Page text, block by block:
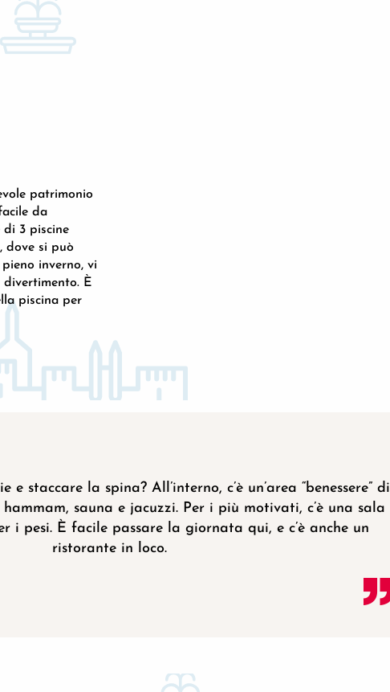
patrimonio
da
3 piscine
dove si può
inverno, vi
È
piscina per
staccare la spina? All’interno, c’è un’area “benessere” di
sauna e jacuzzi. Per i più motivati, c’è una sala
i pesi. È facile passare la giornata qui, e c’è anche un
ristorante in loco.